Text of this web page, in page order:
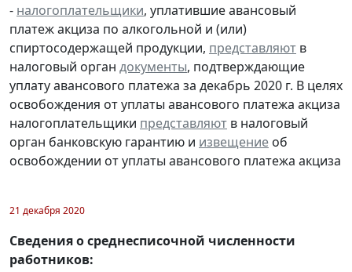
- налогоплательщики, уплатившие авансовый
платеж акциза по алкогольной и (или)
спиртосодержащей продукции, представляют в
налоговый орган документы, подтверждающие
уплату авансового платежа за декабрь 2020 г. В целях
освобождения от уплаты авансового платежа акциза
налогоплательщики представляют в налоговый
орган банковскую гарантию и извещение об
освобождении от уплаты авансового платежа акциза
21 декабря 2020
Сведения о среднесписочной численности
работников: